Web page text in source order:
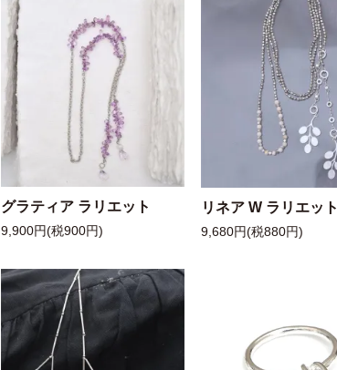
グラティア ラリエット
9,900円(税900円)
リネア W ラリエット
9,680円(税880円)